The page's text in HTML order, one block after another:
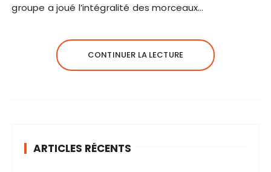
groupe a joué l’intégralité des morceaux…
CONTINUER LA LECTURE
ARTICLES RÉCENTS